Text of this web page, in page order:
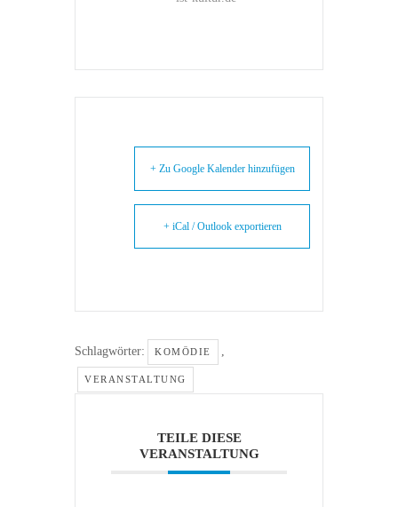
+ Zu Google Kalender hinzufügen
+ iCal / Outlook exportieren
Schlagwörter: KOMÖDIE
VERANSTALTUNG
TEILE DIESE
VERANSTALTUNG